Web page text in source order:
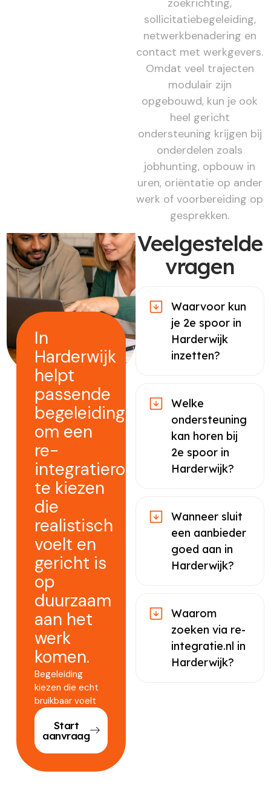
zoekrichting,
sollicitatiebegeleiding,
netwerkbenadering en
contact met werkgevers.
Omdat veel trajecten
modulair zijn
opgebouwd, kun je ook
heel gericht
ondersteuning krijgen bij
onderdelen zoals
jobhunting, opbouw in
uren, oriëntatie op ander
werk of voorbereiding op
gesprekken.
In
Harderwijk
helpt
passende
begeleiding
om een
re-
integratieroute
te kiezen
die
realistisch
voelt en
gericht is
op
duurzaam
aan het
werk
komen.
Begeleiding
kiezen die echt
bruikbaar voelt
Start
aanvraag
Veelgestelde
vragen
Waarvoor kun
je 2e spoor in
Harderwijk
inzetten?
Welke
ondersteuning
kan horen bij
2e spoor in
Harderwijk?
Wanneer sluit
een aanbieder
goed aan in
Harderwijk?
Waarom
zoeken via re-
integratie.nl in
Harderwijk?